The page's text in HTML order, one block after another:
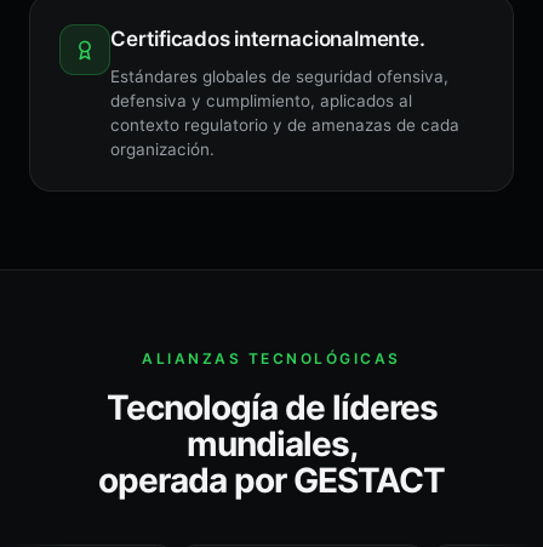
Certificados internacionalmente.
Estándares globales de seguridad ofensiva,
defensiva y cumplimiento, aplicados al
contexto regulatorio y de amenazas de cada
organización.
ALIANZAS TECNOLÓGICAS
Tecnología de líderes
mundiales,
operada por GESTACT